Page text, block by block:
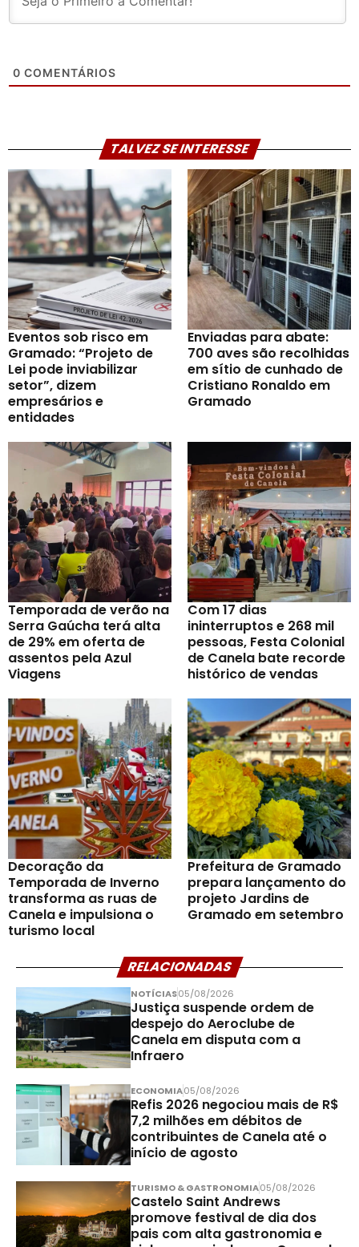
0 COMENTÁRIOS
TALVEZ SE INTERESSE
Eventos sob risco em
Gramado: “Projeto de
Lei pode inviabilizar
setor”, dizem
empresários e
entidades
Enviadas para abate:
700 aves são recolhidas
em sítio de cunhado de
Cristiano Ronaldo em
Gramado
Temporada de verão na
Serra Gaúcha terá alta
de 29% em oferta de
assentos pela Azul
Viagens
Com 17 dias
ininterruptos e 268 mil
pessoas, Festa Colonial
de Canela bate recorde
histórico de vendas
Decoração da
Temporada de Inverno
transforma as ruas de
Canela e impulsiona o
turismo local
Prefeitura de Gramado
prepara lançamento do
projeto Jardins de
Gramado em setembro
RELACIONADAS
NOTÍCIAS05/08/2026
Justiça suspende ordem de
despejo do Aeroclube de
Canela em disputa com a
Infraero
ECONOMIA05/08/2026
Refis 2026 negociou mais de R$
7,2 milhões em débitos de
contribuintes de Canela até o
início de agosto
TURISMO & GASTRONOMIA05/08/2026
Castelo Saint Andrews
promove festival de dia dos
pais com alta gastronomia e